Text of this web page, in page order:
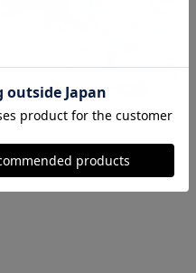
リバティのエプロンドレス